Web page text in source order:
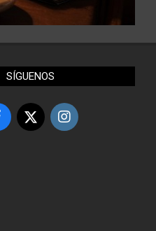
SÍGUENOS